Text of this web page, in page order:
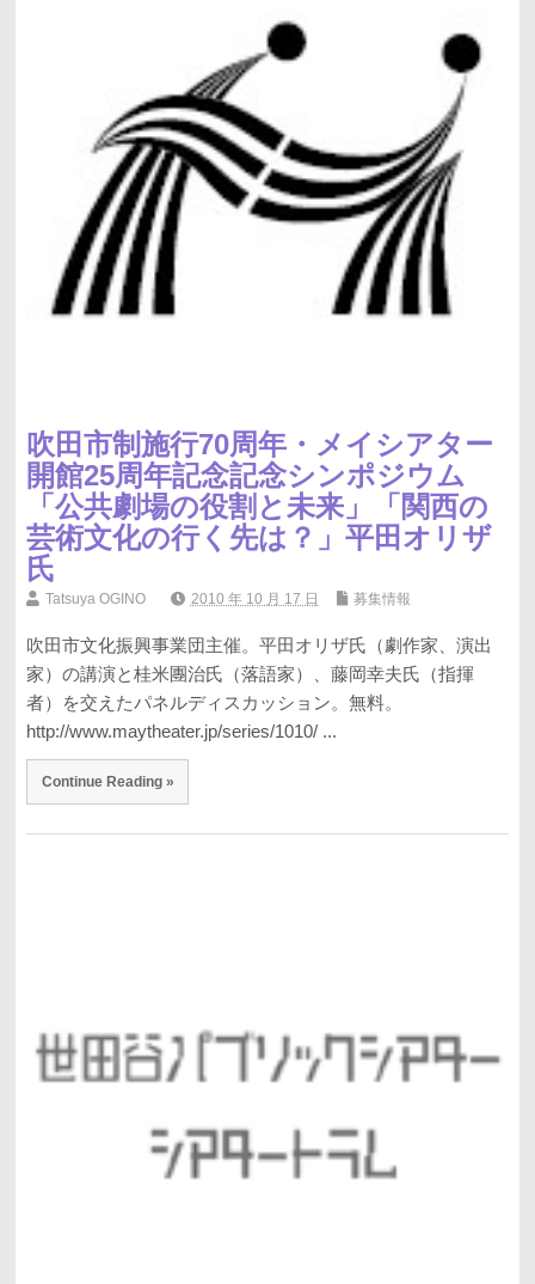
吹田市制施行70周年・メイシアター
開館25周年記念記念シンポジウム
「公共劇場の役割と未来」「関西の
芸術文化の行く先は？」平田オリザ
氏
Tatsuya OGINO 2010 年 10 月 17 日 募集情報
吹田市文化振興事業団主催。平田オリザ氏（劇作家、演出
家）の講演と桂米團治氏（落語家）、藤岡幸夫氏（指揮
者）を交えたパネルディスカッション。無料。
http://www.maytheater.jp/series/1010/ ...
Continue Reading »